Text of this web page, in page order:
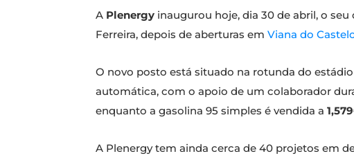
A Plenergy inaugurou hoje, dia 30 de abril, o
Ferreira, depois de aberturas em Viana do
O novo posto está situado na rotunda do
automática, com o apoio de um colaborador
enquanto a gasolina 95 simples é vendida a
A Plenergy tem ainda cerca de 40 projetos em